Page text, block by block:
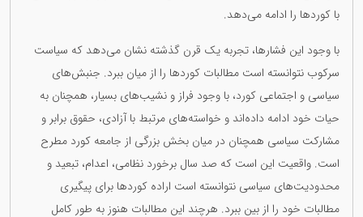
با کوردها را ادامه می‌دهد.
با وجود این فشارها، تجربه یک قرن گذشته نشان می‌دهد که سیاست
سرکوب نتوانسته است مطالبات کوردها را از میان ببرد. جنبش‌های
سیاسی و اجتماعی کورد، با وجود فراز و نشیب‌های بسیار، همچنان به
حیات خود ادامه داده‌اند و خواسته‌های مرتبط با آزادی، حقوق برابر و
مشارکت سیاسی همچنان در میان بخش بزرگی از جامعه کورد مطرح
است. واقعیت این است که صد سال برخورد نظامی، اعدام، تبعید و
محدودیت‌های سیاسی نتوانسته است اراده کوردها برای پیگیری
مطالبات خود را از بین ببرد. هرچند این مطالبات هنوز به طور کامل